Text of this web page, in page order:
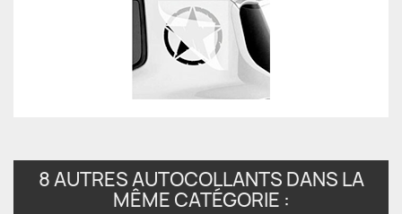
8 AUTRES AUTOCOLLANTS DANS LA
MÊME CATÉGORIE :